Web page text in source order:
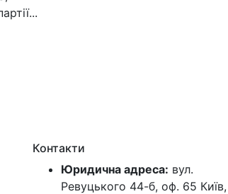
Контакти
Юридична адреса: вул.
Ревуцького 44-б, оф. 65 Київ,